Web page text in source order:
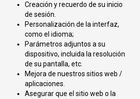
Creación y recuerdo de su inicio
de sesión.
Personalización de la interfaz,
como el idioma;
Parámetros adjuntos a su
dispositivo, incluida la resolución
de su pantalla, etc.
Mejora de nuestros sitios web /
aplicaciones.
Asegurar que el sitio web o la